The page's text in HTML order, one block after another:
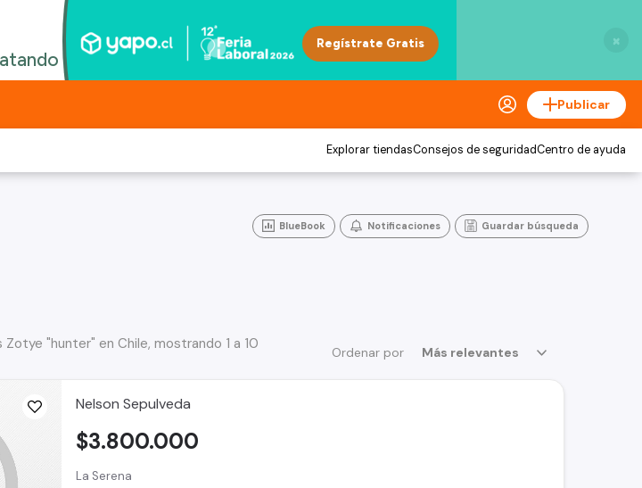
×
Publicar
Explorar tiendasConsejos de seguridadCentro de ayuda
BlueBook Notificaciones Guardar búsqueda
Ordenar por Más relevantes
"hunter" en Chile, mostrando 1 a 10
Nelson Sepulveda
La Serena
$3.800.000